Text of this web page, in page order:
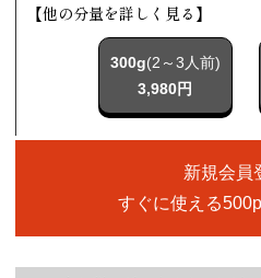
【他の分量を詳しく見る】
300g(2～3人前)
3,980円
新規会員
すぐに使える